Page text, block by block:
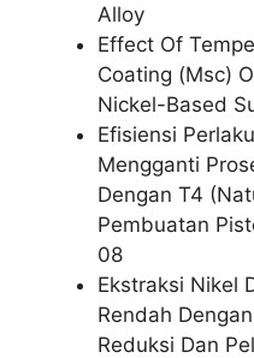
Alloy
Effect Of
Coating (Msc)
Nickel-Based
Efisiensi
Mengganti
Dengan T4
Pembuatan
08
Ekstraksi Nikel
Rendah
Reduksi Dan